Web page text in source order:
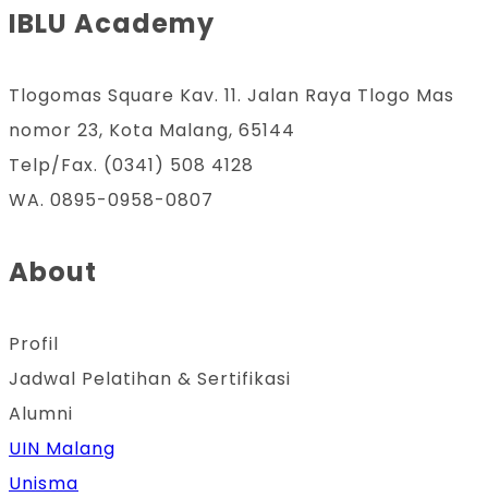
IBLU Academy
Tlogomas Square Kav. 11. Jalan Raya Tlogo Mas
nomor 23, Kota Malang, 65144
Telp/Fax. (0341) 508 4128
WA. 0895-0958-0807
About
Profil
Jadwal Pelatihan & Sertifikasi
Alumni
UIN Malang
Unisma